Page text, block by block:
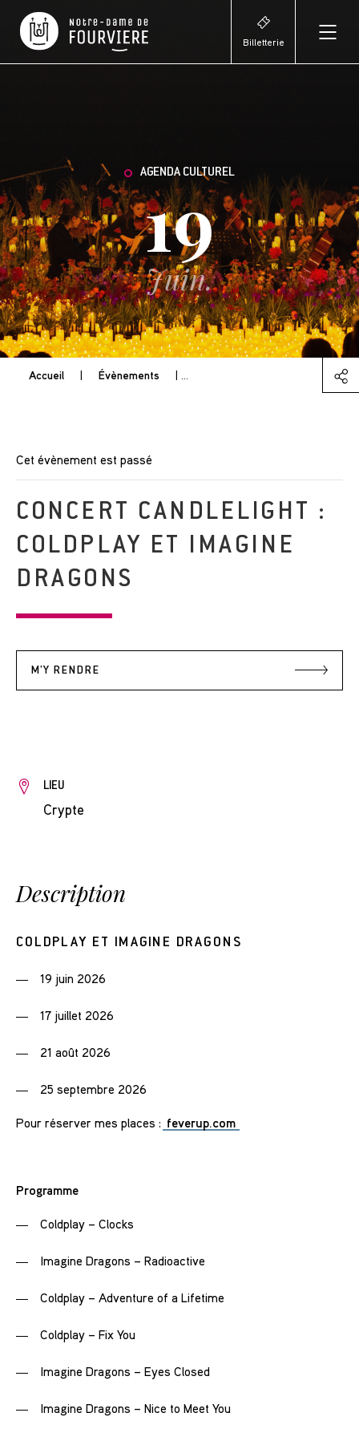
Billetterie
AGENDA CULTUREL
19
Juin.
Accueil | Évènements | Concert Candlelight : Coldplay et
Cet évènement est passé
CONCERT CANDLELIGHT :
COLDPLAY ET IMAGINE
DRAGONS
M'Y RENDRE
LIEU
Crypte
Description
COLDPLAY ET IMAGINE DRAGONS
19 juin 2026
17 juillet 2026
21 août 2026
25 septembre 2026
Pour réserver mes places : feverup.com
Programme
Coldplay – Clocks
Imagine Dragons – Radioactive
Coldplay – Adventure of a Lifetime
Coldplay – Fix You
Imagine Dragons – Eyes Closed
Imagine Dragons – Nice to Meet You